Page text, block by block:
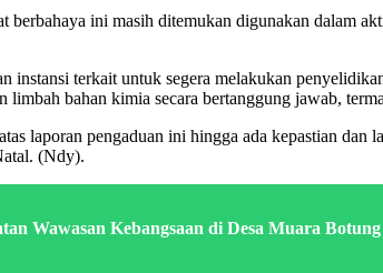
ini masih ditemukan digunakan dalam
terkait untuk segera melakukan
bahan kimia secara bertanggung jawab,
laporan pengaduan ini hingga ada kepastian dan
(Ndy).
Wawasan Kebangsaan di Desa Muara Botung